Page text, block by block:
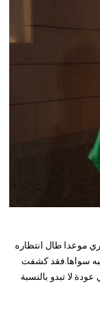
موعدا طال انتظاره
سواها.فقد كشفت
لا تبدو بالنسبة